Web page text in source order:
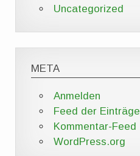
Uncategorized
META
Anmelden
Feed der Einträge
Kommentar-Feed
WordPress.org